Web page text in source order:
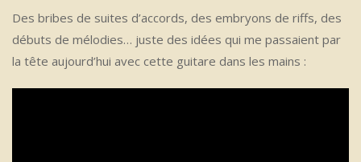
Des bribes de suites d’accords, des embryons de riffs, des
débuts de mélodies… juste des idées qui me passaient par
la tête aujourd’hui avec cette guitare dans les mains :